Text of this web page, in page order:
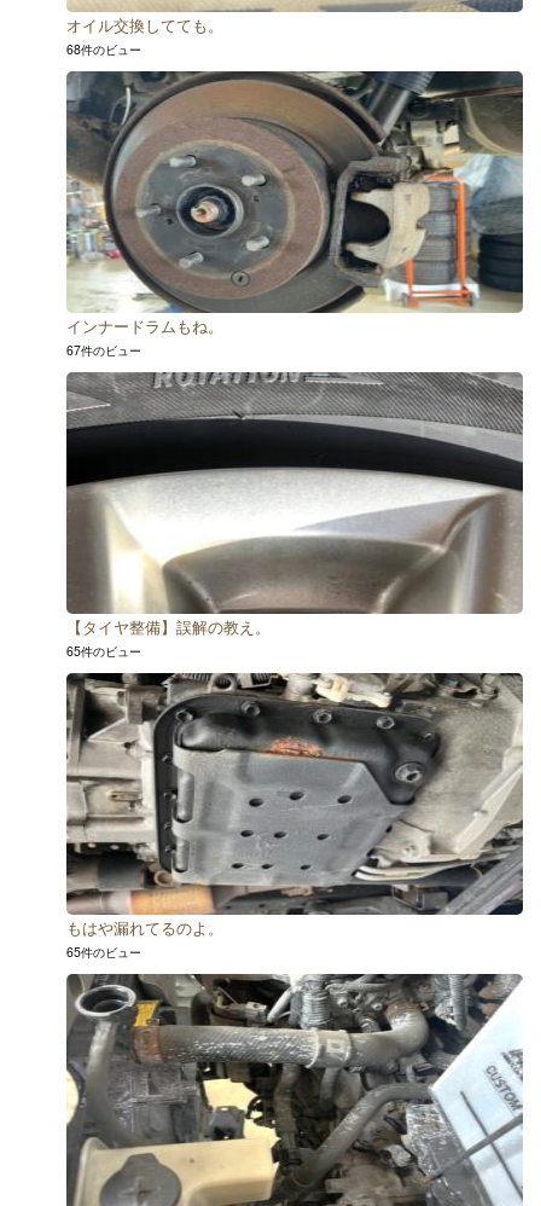
オイル交換してても。
68件のビュー
インナードラムもね。
67件のビュー
【タイヤ整備】誤解の教え。
65件のビュー
もはや漏れてるのよ。
65件のビュー